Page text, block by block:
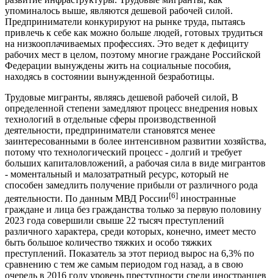
упоминалось выше, являются дешевой рабочей силой.
Предприниматели конкурируют на рынке труда, пытаясь
привлечь к себе как можно больше людей, готовых трудиться
на низкооплачиваемых профессиях. Это ведет к дефициту
рабочих мест в целом, поэтому многие граждане Российской
Федерации вынуждены жить на социальные пособия,
находясь в состоянии вынужденной безработицы.
Трудовые мигранты, являясь дешевой рабочей силой, В
определенной степени замедляют процесс внедрения новых
технологий в отдельные сферы производственной
деятельности, предприниматели становятся менее
заинтересованными в более интенсивном развитии хозяйства,
потому что технологический процесс - долгий и требует
больших капиталовложений, а рабочая сила в виде мигрантов
- моментальный и малозатратный ресурс, который не
способен замедлить получение прибыли от различного рода
деятельности. По данным МВД России[6] иностранные
граждане и лица без гражданства только за первую половину
2023 года совершили свыше 22 тысяч преступлений
различного характера, среди которых, конечно, имеет место
быть большое количество тяжких и особо тяжких
преступлений. Показатель за этот период вырос на 6,3% по
сравнению с тем же самым периодом год назад, а в свою
очередь в 2016 году уровень преступности среди иностранцев